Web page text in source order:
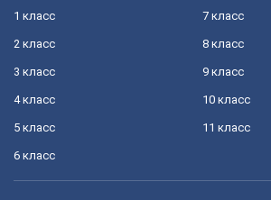
1 класс
2 класс
3 класс
4 класс
5 класс
6 класс
7 класс
8 класс
9 класс
10 класс
11 класс